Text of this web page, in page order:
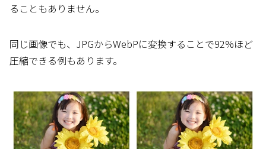
ることもありません。
同じ画像でも、JPGからWebPに変換することで92%ほど
圧縮できる例もあります。